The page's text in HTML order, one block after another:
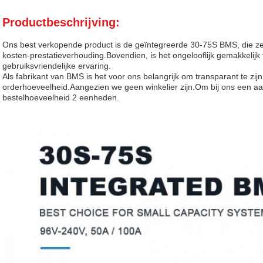
Productbeschrijving:
Ons best verkopende product is de geïntegreerde 30-75S BMS, die
kosten-prestatieverhouding.Bovendien, is het ongelooflijk
gebruiksvriendelijke ervaring.
Als fabrikant van BMS is het voor ons belangrijk om transparant te
orderhoeveelheid.Aangezien we geen winkelier zijn.Om bij ons een
bestelhoeveelheid 2 eenheden.